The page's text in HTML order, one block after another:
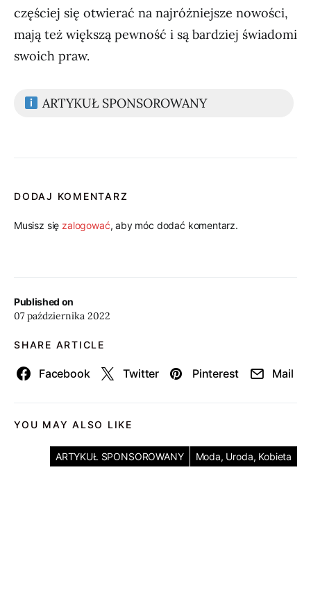
Published on
07 października 2022
SHARE ARTICLE
Facebook Twitter Pinterest Mail
częściej się otwierać na najróżniejsze nowości,
mają też większą pewność i są bardziej świadomi
swoich praw.
ARTYKUŁ SPONSOROWANY
DODAJ KOMENTARZ
Musisz się zalogować, aby móc dodać komentarz.
YOU MAY ALSO LIKE
ARTYKUŁ SPONSOROWANY Moda, Uroda, Kobieta